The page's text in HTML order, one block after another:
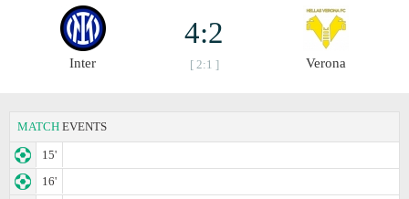
Inter
4:2
[ 2:1 ] Verona
MATCH EVENTS
15'
16'